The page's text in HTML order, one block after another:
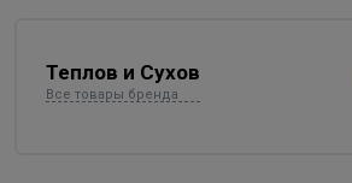
Теплов и Сухов
Все товары бренда